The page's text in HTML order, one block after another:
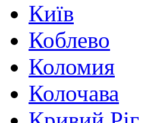
Київ
Коблево
Коломия
Колочава